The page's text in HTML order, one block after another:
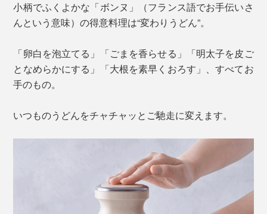
小柄でふくよかな「ボンヌ」（フランス語でお手伝いさ
んという意味）の得意料理は“変わりうどん”。
「卵白を泡立てる」「ごまを香らせる」「明太子を皮ご
となめらかにする」「大根を素早くおろす」、すべてお
手のもの。
いつものうどんをチャチャッとご馳走に変えます。